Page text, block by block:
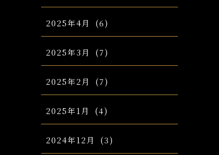
2025年4月 (6)
2025年3月 (7)
2025年2月 (7)
2025年1月 (4)
2024年12月 (3)